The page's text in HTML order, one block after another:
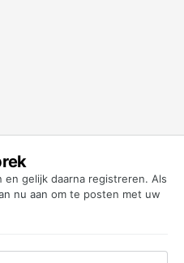
gelijk daarna registreren. Als
nu aan om te posten met uw